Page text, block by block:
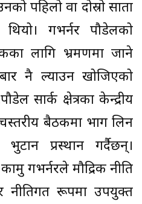
पहिलो वा दोस्रो साता
गभर्नर पौडेलको
लागि भ्रमणमा जाने
नै ल्याउन खोजिएको
सार्क क्षेत्रका केन्द्रीय
बैठकमा भाग लिन
प्रस्थान गर्दैछन्।
गभर्नरले मौद्रिक नीति
र नीतिगत रूपमा उपयुक्त